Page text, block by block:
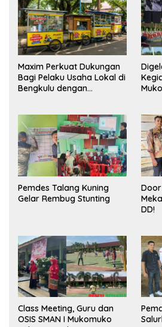
Maxim Perkuat Dukungan
Bagi Pelaku Usaha Lokal di
Bengkulu dengan
Pasar
Pemdes Talang Kuning
Gelar Rembug Stunting
Door
DD!
Class Meeting, Guru dan
OSIS SMAN I Mukomuko